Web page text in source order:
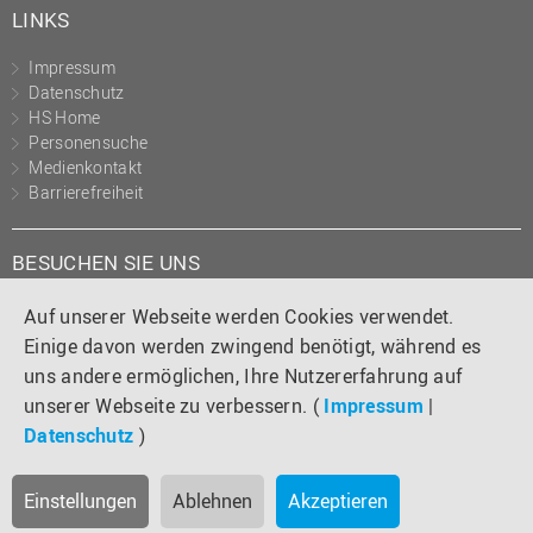
Auf unserer Webseite werden Cookies verwendet.
Einige davon werden zwingend benötigt, während es
uns andere ermöglichen, Ihre Nutzererfahrung auf
unserer Webseite zu verbessern. ( Impressum |
Datenschutz )
Einstellungen Ablehnen Akzeptieren
LINKS
Impressum
Datenschutz
HS Home
Personensuche
Medienkontakt
Barrierefreiheit
BESUCHEN SIE UNS
Instagram
TiktokLinkedIn
YouTube
Facebook